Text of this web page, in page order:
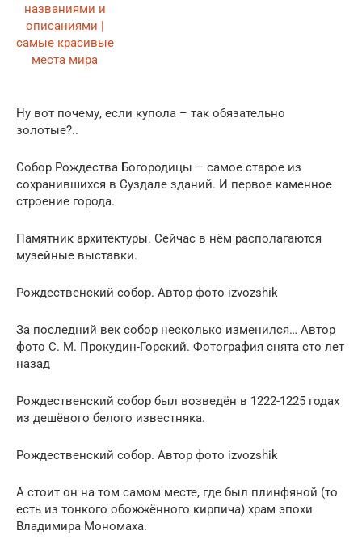
Ну вот почему, если купола – так обязательно
золотые?..
Собор Рождества Богородицы – самое старое из
сохранившихся в Суздале зданий. И первое каменное
строение города.
Памятник архитектуры. Сейчас в нём располагаются
музейные выставки.
Рождественский собор. Автор фото izvozshik
За последний век собор несколько изменился… Автор
фото С. М. Прокудин-Горский. Фотография снята сто лет
назад
Рождественский собор был возведён в 1222-1225 годах
из дешёвого белого известняка.
Рождественский собор. Автор фото izvozshik
А стоит он на том самом месте, где был плинфяной (то
есть из тонкого обожжённого кирпича) храм эпохи
Владимира Мономаха.